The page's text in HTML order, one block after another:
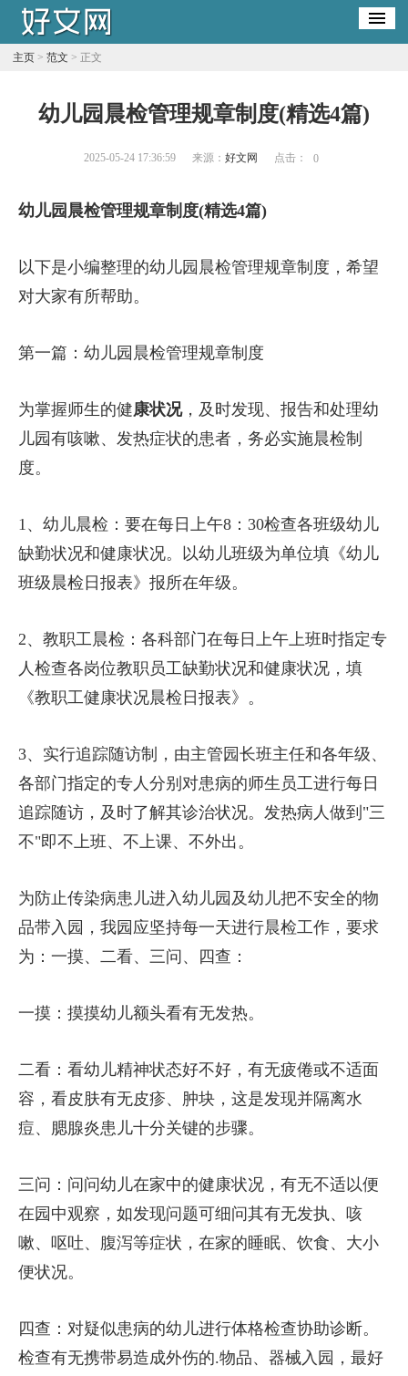
主页> 范文 > 正文
幼儿园晨检管理规章制度(精选4篇)
2025-05-24 17:36:59 来源： 好文网 点击： 0
幼儿园晨检管理规章制度(精选4篇)
以下是小编整理的幼儿园晨检管理规章制度，希望
对大家有所帮助。
第一篇：幼儿园晨检管理规章制度
为掌握师生的健康状况，及时发现、报告和处理幼
儿园有咳嗽、发热症状的患者，务必实施晨检制
度。
1、幼儿晨检：要在每日上午8：30检查各班级幼儿
缺勤状况和健康状况。以幼儿班级为单位填《幼儿
班级晨检日报表》报所在年级。
2、教职工晨检：各科部门在每日上午上班时指定专
人检查各岗位教职员工缺勤状况和健康状况，填
《教职工健康状况晨检日报表》。
3、实行追踪随访制，由主管园长班主任和各年级、
各部门指定的专人分别对患病的师生员工进行每日
追踪随访，及时了解其诊治状况。发热病人做到"三
不"即不上班、不上课、不外出。
为防止传染病患儿进入幼儿园及幼儿把不安全的物
品带入园，我园应坚持每一天进行晨检工作，要求
为：一摸、二看、三问、四查：
一摸：摸摸幼儿额头看有无发热。
二看：看幼儿精神状态好不好，有无疲倦或不适面
容，看皮肤有无皮疹、肿块，这是发现并隔离水
痘、腮腺炎患儿十分关键的步骤。
三问：问问幼儿在家中的健康状况，有无不适以便
在园中观察，如发现问题可细问其有无发执、咳
嗽、呕吐、腹泻等症状，在家的睡眠、饮食、大小
便状况。
四查：对疑似患病的幼儿进行体格检查协助诊断。
检查有无携带易造成外伤的.物品、器械入园，最好